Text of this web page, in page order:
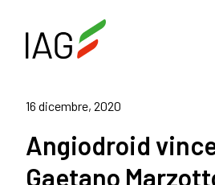
16 dicembre, 2020
Angiodroid
Gaetano